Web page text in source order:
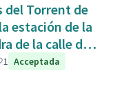
del Torrent de
estación de la
de la calle de
1 Acceptada